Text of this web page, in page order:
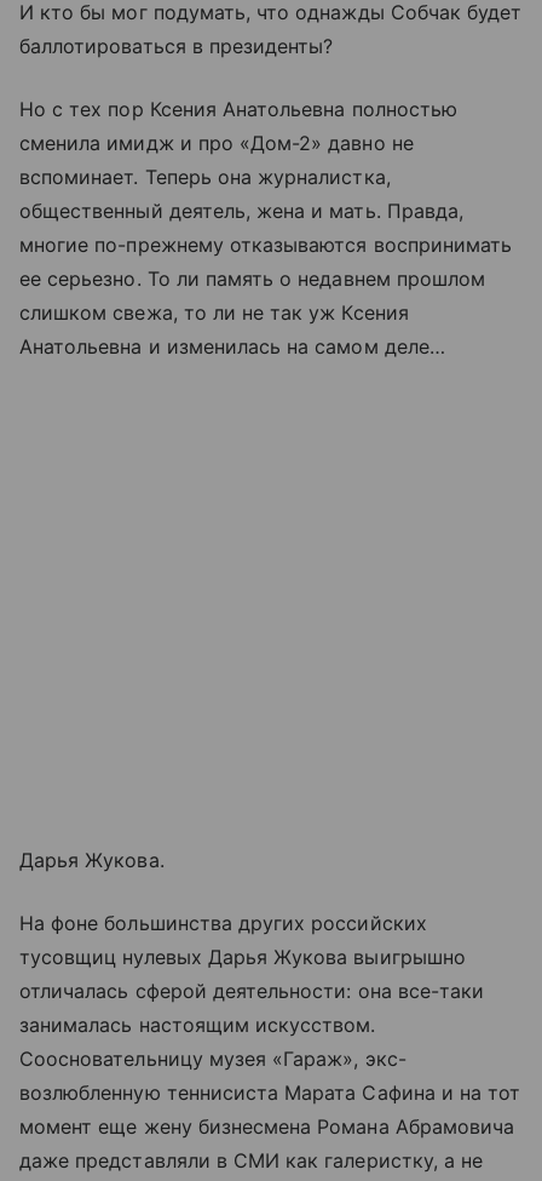
И кто бы мог подумать, что однажды Собчак будет
баллотироваться в президенты?
Но с тех пор Ксения Анатольевна полностью
сменила имидж и про «Дом-2» давно не
вспоминает. Теперь она журналистка,
общественный деятель, жена и мать. Правда,
многие по-прежнему отказываются воспринимать
ее серьезно. То ли память о недавнем прошлом
слишком свежа, то ли не так уж Ксения
Анатольевна и изменилась на самом деле…
Дарья Жукова.
На фоне большинства других российских
тусовщиц нулевых Дарья Жукова выигрышно
отличалась сферой деятельности: она все-таки
занималась настоящим искусством.
Соосновательницу музея «Гараж», экс-
возлюбленную теннисиста Марата Сафина и на тот
момент еще жену бизнесмена Романа Абрамовича
даже представляли в СМИ как галеристку, а не